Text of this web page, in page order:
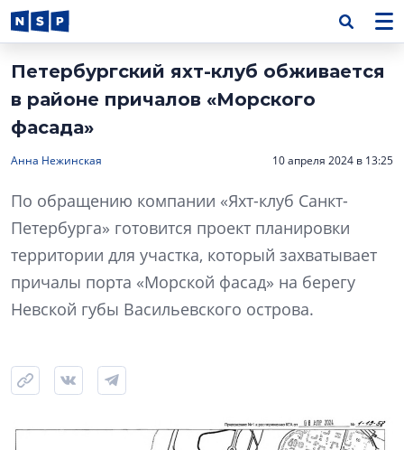
Петербургский яхт-клуб обживается
в районе причалов «Морского
фасада»
Анна Нежинская 10 апреля 2024 в 13:25
По обращению компании «Яхт-клуб Санкт-
Петербурга» готовится проект планировки
территории для участка, который захватывает
причалы порта «Морской фасад» на берегу
Невской губы Васильевского острова.